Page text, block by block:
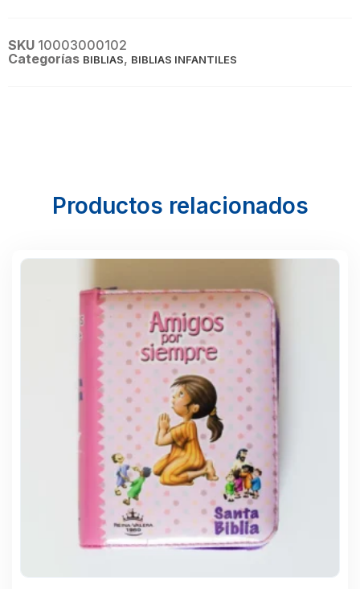
SKU 10003000102
Categorías BIBLIAS, BIBLIAS INFANTILES
Productos relacionados